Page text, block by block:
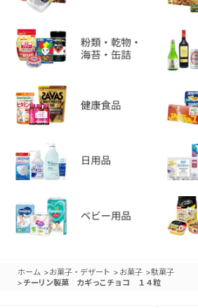
ホーム >お菓子・デザート > お菓子 >駄菓子
>チーリン製菓 カギっこチョコ １４粒